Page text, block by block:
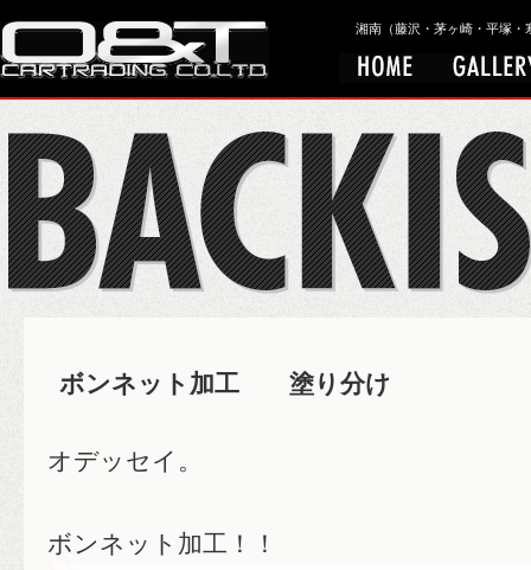
湘南（藤沢・茅ヶ崎・平塚
ボンネット加工 塗り分け
オデッセイ。
ボンネット加工！！